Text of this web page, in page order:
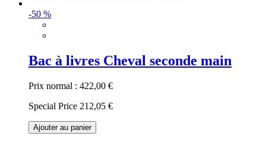
-50 %
Bac à livres Cheval seconde main
Prix normal : 422,00 €
Special Price 212,05 €
Ajouter au panier